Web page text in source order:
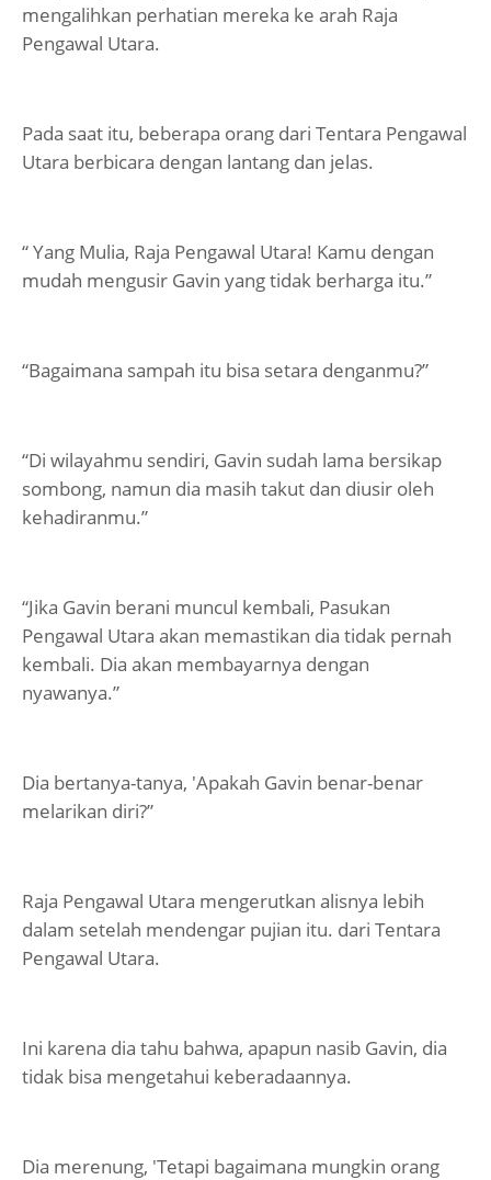
mengalihkan perhatian mereka ke arah Raja
Pengawal Utara.
Pada saat itu, beberapa orang dari Tentara Pengawal
Utara berbicara dengan lantang dan jelas.
“ Yang Mulia, Raja Pengawal Utara! Kamu dengan
mudah mengusir Gavin yang tidak berharga itu.”
“Bagaimana sampah itu bisa setara denganmu?”
“Di wilayahmu sendiri, Gavin sudah lama bersikap
sombong, namun dia masih takut dan diusir oleh
kehadiranmu.”
“Jika Gavin berani muncul kembali, Pasukan
Pengawal Utara akan memastikan dia tidak pernah
kembali. Dia akan membayarnya dengan
nyawanya.”
Dia bertanya-tanya, 'Apakah Gavin benar-benar
melarikan diri?”
Raja Pengawal Utara mengerutkan alisnya lebih
dalam setelah mendengar pujian itu. dari Tentara
Pengawal Utara.
Ini karena dia tahu bahwa, apapun nasib Gavin, dia
tidak bisa mengetahui keberadaannya.
Dia merenung, 'Tetapi bagaimana mungkin orang